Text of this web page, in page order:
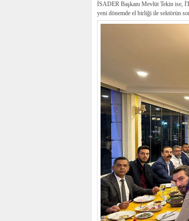
İSADER Başkanı Mevlüt Tekin ise,
yeni dönemde el birliği ile sektörün